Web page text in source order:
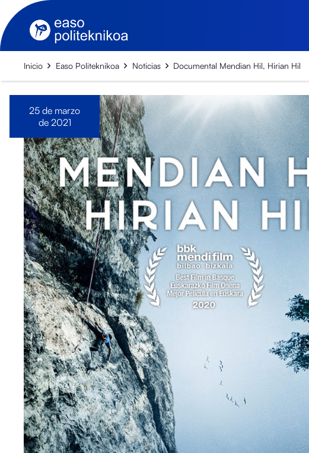
Inicio Easo Politeknikoa Noticias Documental Mendian Hil, Hirian Hil
25 de marzo
de 2021